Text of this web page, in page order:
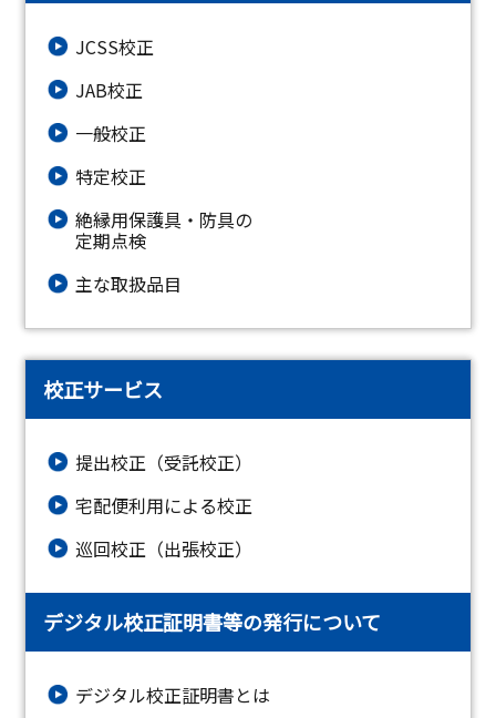
JCSS校正
JAB校正
一般校正
特定校正
絶縁⽤保護具・防具の
定期点検
主な取扱品目
校正サービス
提出校正（受託校正）
宅配便利用による校正
巡回校正（出張校正）
デジタル校正証明書等の発行について
デジタル校正証明書とは